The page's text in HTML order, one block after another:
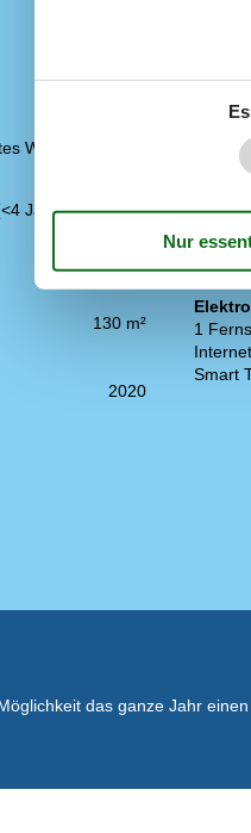
Wasser
Jahre)
1
130 m²
2020
1
Smart
das ganze Jahr